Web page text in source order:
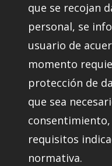
que se recojan
personal, se
usuario de
momento
protección de
que sea
requisitos
normativa.